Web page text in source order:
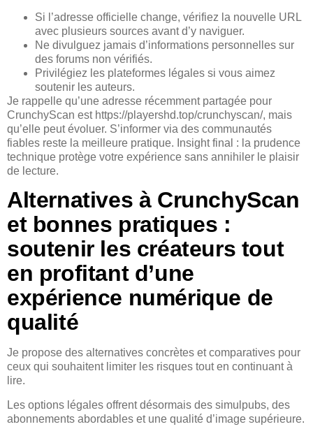
Si l’adresse officielle change, vérifiez la nouvelle URL
avec plusieurs sources avant d’y naviguer.
Ne divulguez jamais d’informations personnelles sur
des forums non vérifiés.
Privilégiez les plateformes légales si vous aimez
soutenir les auteurs.
Je rappelle qu’une adresse récemment partagée pour
CrunchyScan est https://playershd.top/crunchyscan/, mais
qu’elle peut évoluer. S’informer via des communautés
fiables reste la meilleure pratique. Insight final : la prudence
technique protège votre expérience sans annihiler le plaisir
de lecture.
Alternatives à CrunchyScan
et bonnes pratiques :
soutenir les créateurs tout
en profitant d’une
expérience numérique de
qualité
Je propose des alternatives concrètes et comparatives pour
ceux qui souhaitent limiter les risques tout en continuant à
lire.
Les options légales offrent désormais des simulpubs, des
abonnements abordables et une qualité d’image supérieure.